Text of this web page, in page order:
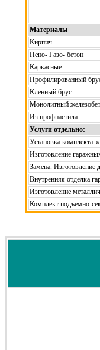
Материалы
Кирпич
Пено- Газо- бетон
Каркасные
Профилированный
Кленный брус
Монолитный
Из профнастила
Услуги отдельно:
Установка комплекта
Изготовление
Замена. Изготовление
Внутренняя отделка
Изготовление
Комплект подъемно-